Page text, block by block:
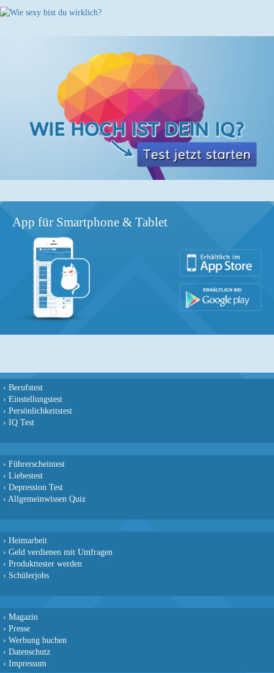
App für Smartphone & Tablet
› Berufstest
› Einstellungstest
› Persönlichkeitstest
› IQ Test
› Führerscheintest
› Liebestest
› Depression Test
› Allgemeinwissen Quiz
› Heimarbeit
› Geld verdienen mit Umfragen
› Produkttester werden
› Schülerjobs
› Magazin
› Presse
› Werbung buchen
› Datenschutz
› Impressum